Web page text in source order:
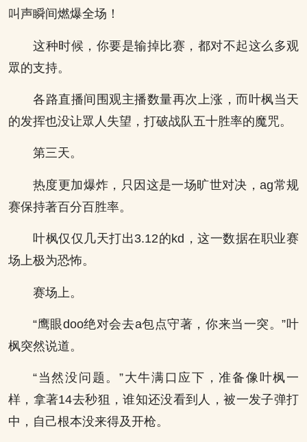
叫声瞬间燃爆全场！
这种时候，你要是输掉比赛，都对不起这么多观
眾的支持。
各路直播间围观主播数量再次上涨，而叶枫当天
的发挥也没让眾人失望，打破战队五十胜率的魔咒。
第三天。
热度更加爆炸，只因这是一场旷世对决，ag常规
赛保持著百分百胜率。
叶枫仅仅几天打出3.12的kd，这一数据在职业赛
场上极为恐怖。
赛场上。
“鹰眼doo绝对会去a包点守著，你来当一突。”叶
枫突然说道。
“当然没问题。”大牛满口应下，准备像叶枫一
样，拿著14去秒狙，谁知还没看到人，被一发子弹打
中，自己根本没来得及开枪。